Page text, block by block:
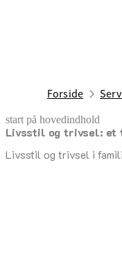
Forside
start på hovedindhold
Livs­stil ­og ­triv­sel: ­et
Livsstil og trivsel i
senest opdateret 9.